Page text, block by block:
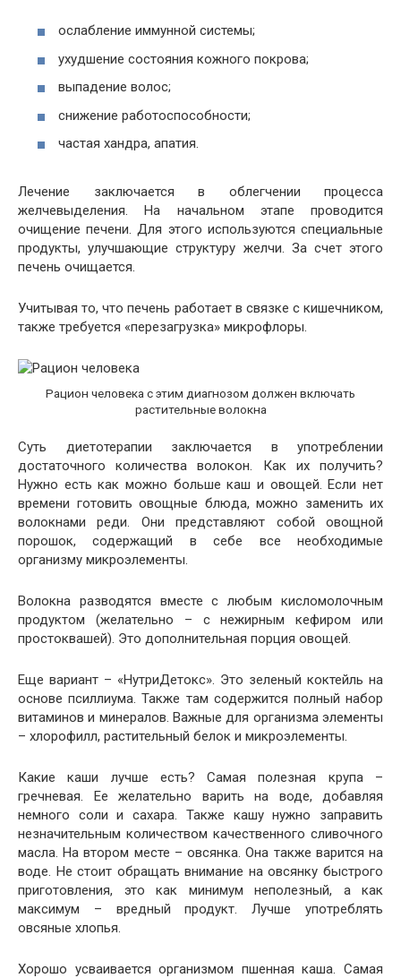
ослабление иммунной системы;
ухудшение состояния кожного покрова;
выпадение волос;
снижение работоспособности;
частая хандра, апатия.
Лечение заключается в облегчении процесса
желчевыделения. На начальном этапе проводится
очищение печени. Для этого используются специальные
продукты, улучшающие структуру желчи. За счет этого
печень очищается.
Учитывая то, что печень работает в связке с кишечником,
также требуется «перезагрузка» микрофлоры.
Рацион человека с этим диагнозом должен включать
растительные волокна
Суть диетотерапии заключается в употреблении
достаточного количества волокон. Как их получить?
Нужно есть как можно больше каш и овощей. Если нет
времени готовить овощные блюда, можно заменить их
волокнами реди. Они представляют собой овощной
порошок, содержащий в себе все необходимые
организму микроэлементы.
Волокна разводятся вместе с любым кисломолочным
продуктом (желательно – с нежирным кефиром или
простоквашей). Это дополнительная порция овощей.
Еще вариант – «НутриДетокс». Это зеленый коктейль на
основе псиллиума. Также там содержится полный набор
витаминов и минералов. Важные для организма элементы
– хлорофилл, растительный белок и микроэлементы.
Какие каши лучше есть? Самая полезная крупа –
гречневая. Ее желательно варить на воде, добавляя
немного соли и сахара. Также кашу нужно заправить
незначительным количеством качественного сливочного
масла. На втором месте – овсянка. Она также варится на
воде. Не стоит обращать внимание на овсянку быстрого
приготовления, это как минимум неполезный, а как
максимум – вредный продукт. Лучше употреблять
овсяные хлопья.
Хорошо усваивается организмом пшенная каша. Самая